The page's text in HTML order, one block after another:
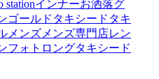
stationインナーお洒落グ
ゴールド タキシード タキ
メンズメンズ専門店レン
フォト ロングタキシード